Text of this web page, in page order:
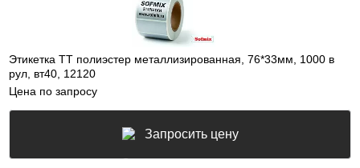
Этикетка ТТ полиэстер металлизированная, 76*33мм, 1000 в
рул, вт40, 12120
Цена по запросу
Запросить цену